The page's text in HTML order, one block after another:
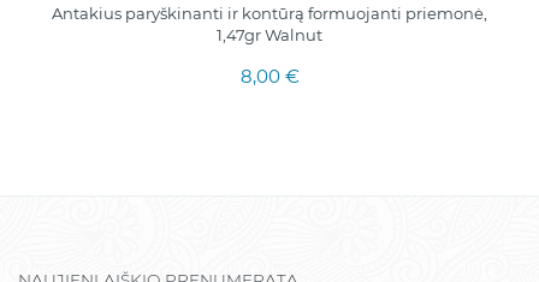
Antakius paryškinanti ir kontūrą formuojanti priemonė,
1,47gr Walnut
8,00 €